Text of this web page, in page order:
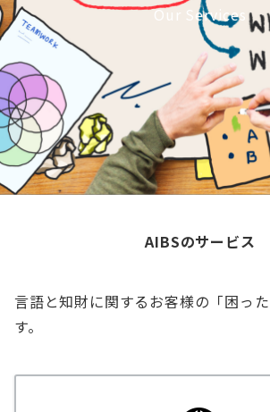
Our Services
AIBSのサービス
言語と知財に関するお客様の「困っ
す。